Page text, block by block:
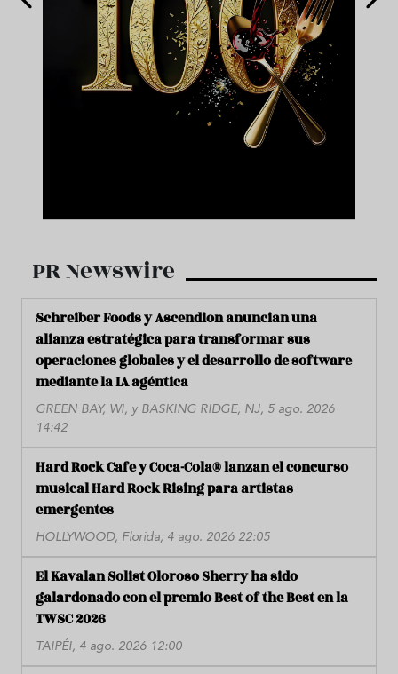
PR Newswire
Schreiber Foods y Ascendion anuncian una
alianza estratégica para transformar sus
operaciones globales y el desarrollo de software
mediante la IA agéntica
GREEN BAY, WI, y BASKING RIDGE, NJ, 5 ago. 2026
14:42
Hard Rock Cafe y Coca-Cola® lanzan el concurso
musical Hard Rock Rising para artistas
emergentes
HOLLYWOOD, Florida, 4 ago. 2026 22:05
El Kavalan Solist Oloroso Sherry ha sido
galardonado con el premio Best of the Best en la
TWSC 2026
TAIPÉI, 4 ago. 2026 12:00